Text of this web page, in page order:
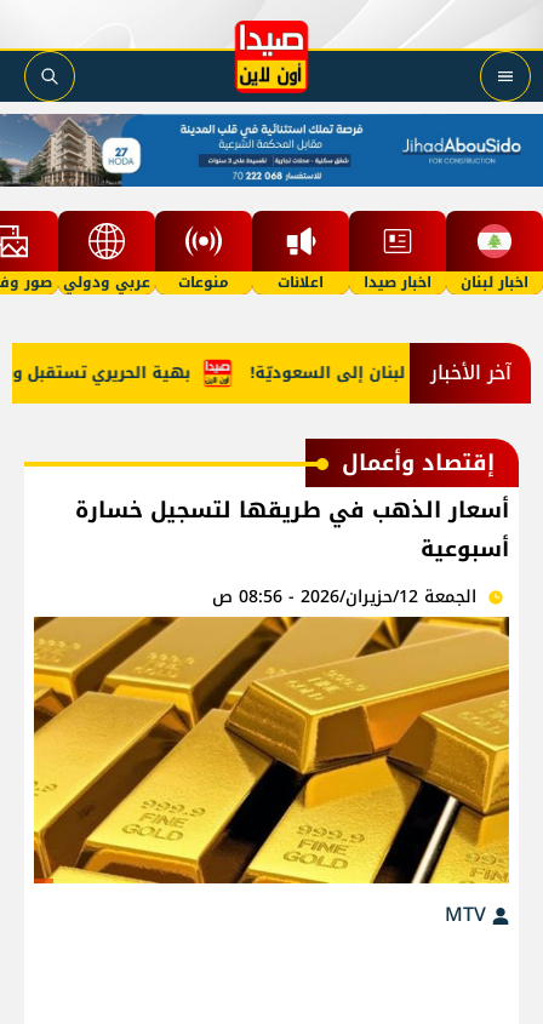
اخبار لبنان اخبار صيدا اعلانات منوعات عربي ودولي صور
آخر الأخبار بهية الحريري تستقبل وفداً مخدّرات من لبنان إلى السعوديّة!
إقتصاد وأعمال
أسعار الذهب في طريقها لتسجيل خسارة
أسبوعية
الجمعة 12/حزيران/2026 - 08:56 ص